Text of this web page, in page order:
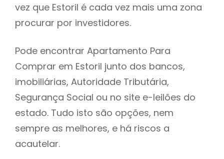
vez que Estoril é cada vez mais uma zona
procurar por investidores.
Pode encontrar Apartamento Para
Comprar em Estoril junto dos bancos,
imobiliárias, Autoridade Tributária,
Segurança Social ou no site e-leilões do
estado. Tudo isto são opções, nem
sempre as melhores, e há riscos a
acautelar.